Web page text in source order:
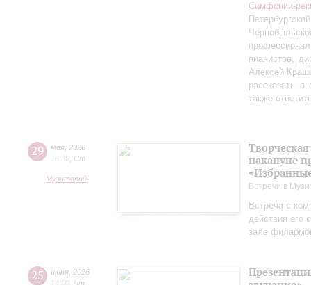
Симфонии-
пианистов,
Алексей
рассказать
также
29 мая 2026
18:30 Пт
Музиторий
накануне
Встречи в
Встреча с
действия его
зале
25 июня 2026
14:00 Чт